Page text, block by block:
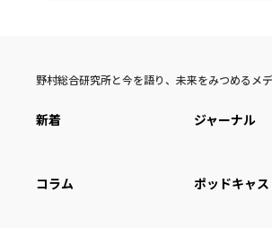
野村総合研究所と今を語り、未来をみつめるメ
新着 ジャーナル
コラム ポッドキャス